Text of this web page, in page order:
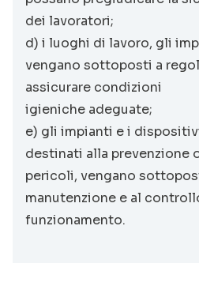
dei lavoratori;
d) i luoghi di lavoro, gli
vengano sottoposti a
assicurare condizioni
igieniche adeguate;
e) gli impianti e i
destinati alla prevenzione
pericoli, vengano
manutenzione e al
funzionamento.